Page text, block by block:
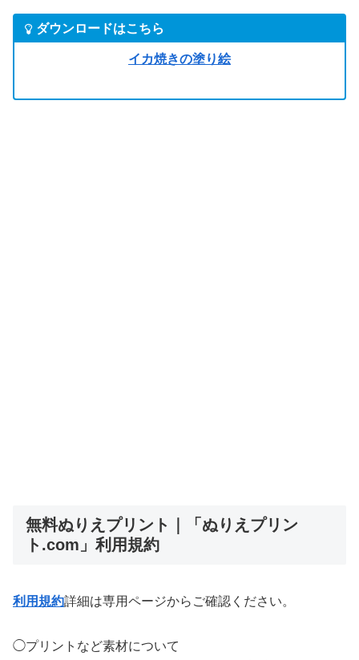
ダウンロードはこちら
イカ焼きの塗り絵
無料ぬりえプリント｜「ぬりえプリン
ト.com」利用規約
利用規約詳細は専用ページからご確認ください。
◯プリントなど素材について